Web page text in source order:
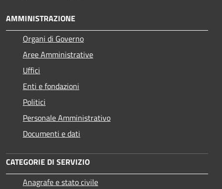
AMMINISTRAZIONE
Organi di Governo
Aree Amministrative
Uffici
Enti e fondazioni
Politici
Personale Amministrativo
Documenti e dati
CATEGORIE DI SERVIZIO
Anagrafe e stato civile